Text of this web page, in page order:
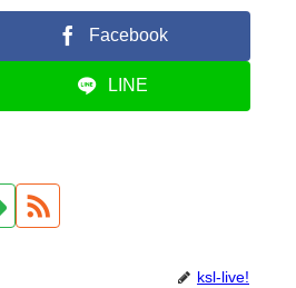
Facebook
LINE
ksl-live!